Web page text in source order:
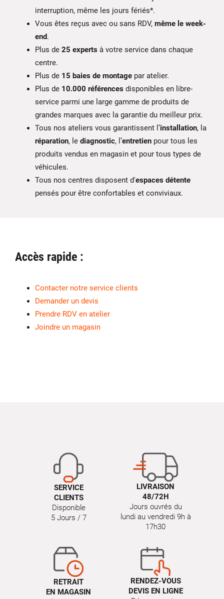
interruption, même les jours fériés*.
Vous êtes reçus avec ou sans RDV, même le week-
end.
Plus de 25 experts à votre service dans chaque
centre.
Plus de 15 baies de montage par atelier.
Plus de 10.000 références disponibles en libre-
service parmi une large gamme de produits de
grandes marques avec la garantie du meilleur prix.
Tous nos ateliers vous garantissent l’installation, la
réparation, le diagnostic, l’entretien pour tous les
produits vendus en magasin et pour tous types de
véhicules.
Tous nos centres disposent d'espaces détente
pensés pour être confortables et conviviaux.
Accès rapide :
Contacter notre service clients
Demander un devis
Prendre RDV en atelier
Joindre un magasin
SERVICE
CLIENTS
Disponible
5 Jours / 7
LIVRAISON
48/72H
Jours ouvrés du
lundi au vendredi 9h à
17h30
RETRAIT
EN MAGASIN
RENDEZ-VOUS
DEVIS EN LIGNE